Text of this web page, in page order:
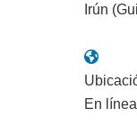
Irún
En línea